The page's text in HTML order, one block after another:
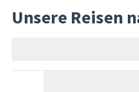
Unsere Reisen